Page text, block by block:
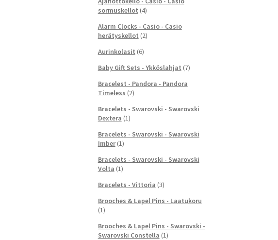
sormuskellot (4)
Alarm Clocks - Casio - Casio
herätyskellot (2)
Aurinkolasit (6)
Baby Gift Sets - Ykköslahjat (7)
Bracelest - Pandora - Pandora
Timeless (2)
Bracelets - Swarovski - Swarovski
Dextera (1)
Bracelets - Swarovski - Swarovski
Imber (1)
Bracelets - Swarovski - Swarovski
Volta (1)
Bracelets - Vittoria (3)
Brooches & Lapel Pins - Laatukoru
(1)
Brooches & Lapel Pins - Swarovski -
Swarovski Constella (1)